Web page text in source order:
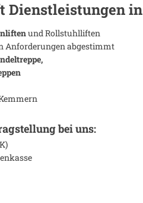
Dienstleistungen in
und Rollstuhlliften
Anforderungen abgestimmt
bei uns: